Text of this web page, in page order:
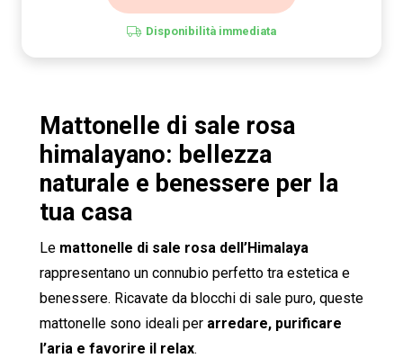
Disponibilità immediata
Mattonelle di sale rosa
himalayano: bellezza
naturale e benessere per la
tua casa
Le mattonelle di sale rosa dell’Himalaya
rappresentano un connubio perfetto tra estetica e
benessere. Ricavate da blocchi di sale puro, queste
mattonelle sono ideali per arredare, purificare
l’aria e favorire il relax.